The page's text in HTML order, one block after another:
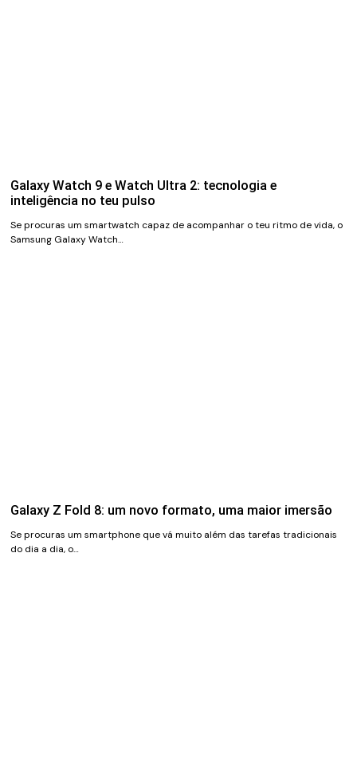
Galaxy Watch 9 e Watch Ultra 2: tecnologia e
inteligência no teu pulso
Se procuras um smartwatch capaz de acompanhar o teu ritmo de vida, o
Samsung Galaxy Watch…
Galaxy Z Fold 8: um novo formato, uma maior imersão
Se procuras um smartphone que vá muito além das tarefas tradicionais
do dia a dia, o…